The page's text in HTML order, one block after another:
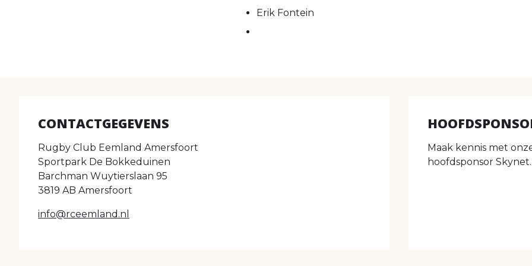
Erik Fontein
CONTACTGEGEVENS
Rugby Club Eemland Amersfoort
Sportpark De Bokkeduinen
Barchman Wuytierslaan 95
3819 AB Amersfoort
info@rceemland.nl
Maak kennis met
hoofdsponsor Skynet.